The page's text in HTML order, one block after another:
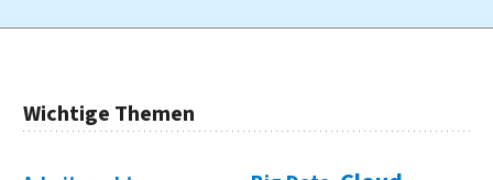
Wichtige Themen